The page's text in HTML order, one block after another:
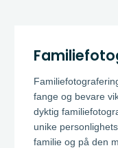
fange og bevare
dyktig
unike
familie og på den